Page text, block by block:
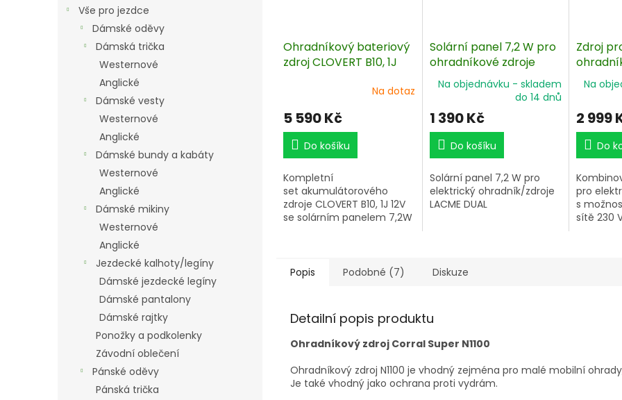
Vše pro jezdce
Dámské oděvy
Dámská trička
Westernové
Anglické
Dámské vesty
Westernové
Anglické
Dámské bundy a kabáty
Westernové
Anglické
Dámské mikiny
Westernové
Anglické
Jezdecké kalhoty/legíny
Dámské jezdecké legíny
Dámské pantalony
Dámské rajtky
Ponožky a podkolenky
Závodní oblečení
Pánské oděvy
Pánská trička
Ohradníkový bateriový
zdroj CLOVERT B10, 1J
Na dotaz
5 590 Kč
Do košíku
Kompletní
set akumulátorového
zdroje CLOVERT B10, 1J 12V
se solárním panelem 7,2W
Solární panel 7,2 W pro
ohradníkové zdroje
LACME DUAL
Na objednávku - skladem
do 14 dnů
1 390 Kč
Do košíku
Solární panel 7,2 W pro
elektrický ohradník/zdroje
LACME DUAL
Zdroj
DUO
Na
2 999
Do
pro
s
sítě 230
lesní
funkci
Popis Podobné (7) Diskuze
Detailní popis produktu
Ohradníkový zdroj Corral Super N1100
Ohradníkový zdroj N1100 je vhodný zejména pro malé mobilní
Je také vhodný jako ochrana proti vydrám.